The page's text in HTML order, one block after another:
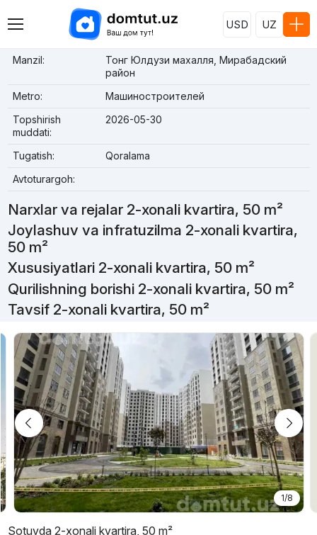
USD UZ
Manzil:
Тонг Юлдузи махалля, Мирабадский
район
Metro:
Машиностроителей
Topshirish
muddati:
2026-05-30
Tugatish:
Qoralama
Avtoturargoh:
Narxlar va rejalar 2-xonali kvartira, 50 m²
Joylashuv va infratuzilma 2-xonali kvartira,
50 m²
Xususiyatlari 2-xonali kvartira, 50 m²
Qurilishning borishi 2-xonali kvartira, 50 m²
Tavsif 2-xonali kvartira, 50 m²
1/8
Sotuvda 2-xonali kvartira, 50 m²